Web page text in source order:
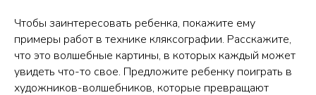
Чтобы заинтересовать ребенка, покажите ему
примеры работ в технике кляксографии. Расскажите,
что это волшебные картины, в которых каждый может
увидеть что-то свое. Предложите ребенку поиграть в
художников-волшебников, которые превращают